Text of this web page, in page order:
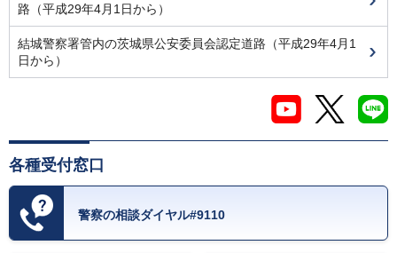
路（平成29年4月1日から）
結城警察署管内の茨城県公安委員会認定道路（平成29年4月1
日から）
各種受付窓口
警察の相談ダイヤル#9110